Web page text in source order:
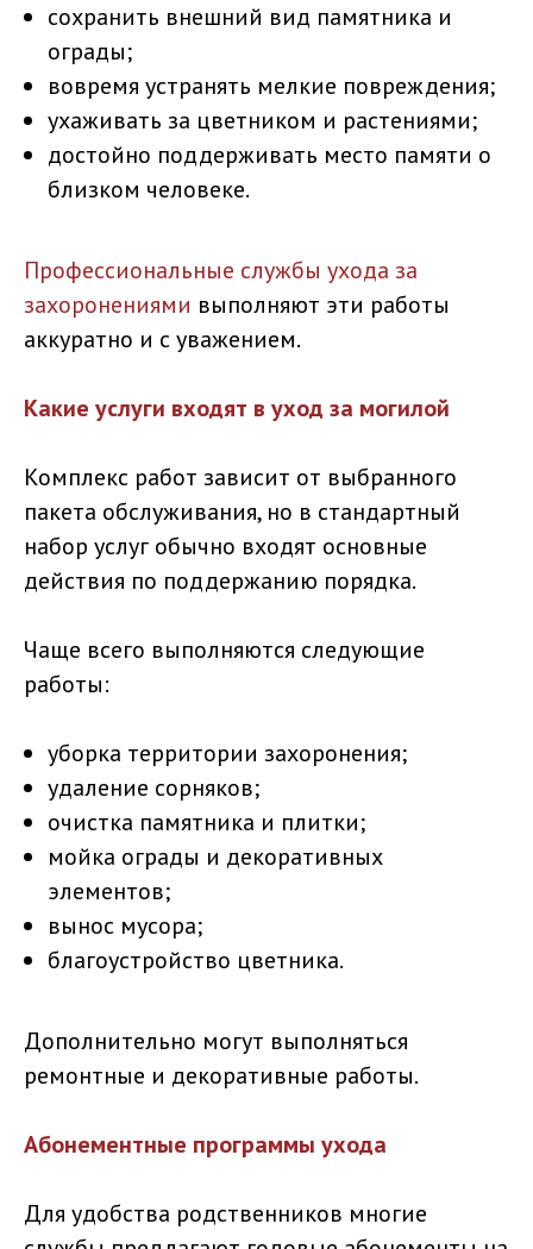
сохранить внешний вид памятника и
ограды;
вовремя устранять мелкие повреждения;
ухаживать за цветником и растениями;
достойно поддерживать место памяти о
близком человеке.
Профессиональные службы ухода за
захоронениями выполняют эти работы
аккуратно и с уважением.
Какие услуги входят в уход за могилой
Комплекс работ зависит от выбранного
пакета обслуживания, но в стандартный
набор услуг обычно входят основные
действия по поддержанию порядка.
Чаще всего выполняются следующие
работы:
уборка территории захоронения;
удаление сорняков;
очистка памятника и плитки;
мойка ограды и декоративных
элементов;
вынос мусора;
благоустройство цветника.
Дополнительно могут выполняться
ремонтные и декоративные работы.
Абонементные программы ухода
Для удобства родственников многие